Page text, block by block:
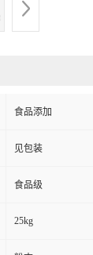
食品添加
见包装
食品级
25kg